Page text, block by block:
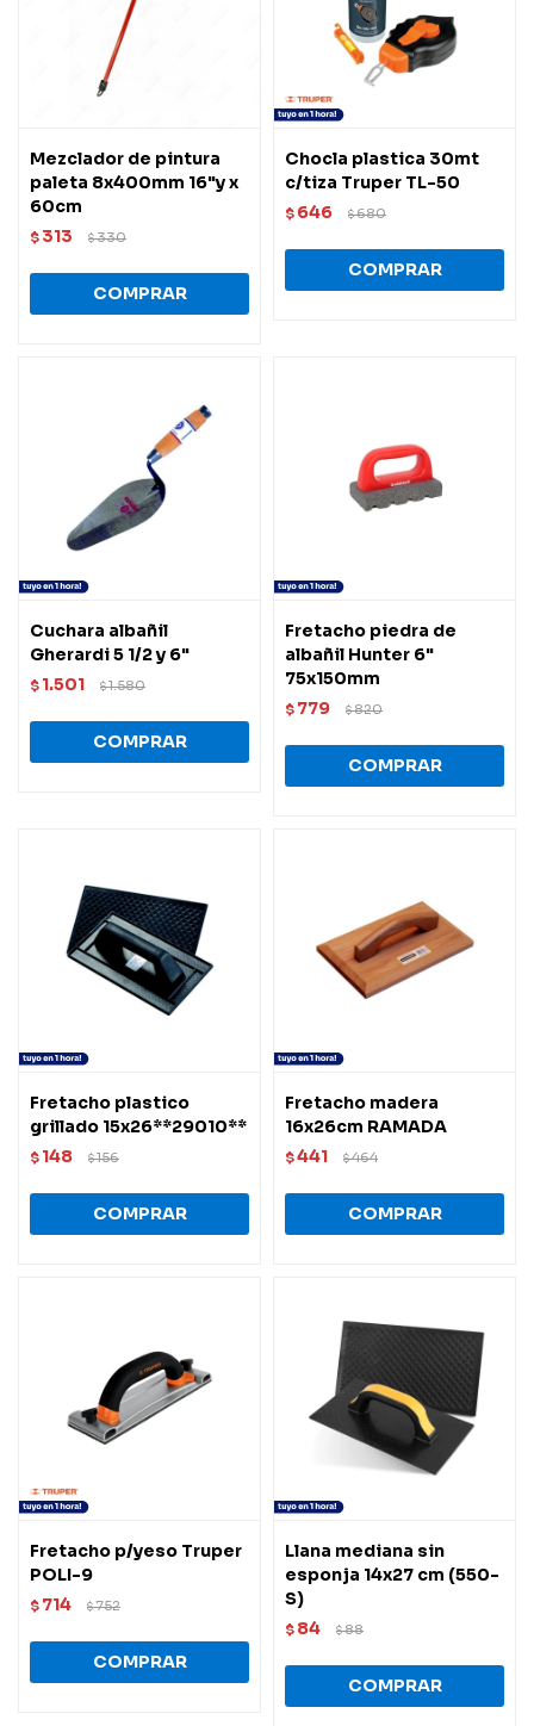
Mezclador de pintura
paleta 8x400mm 16"y x
60cm
$ 313 $330
Chocla plastica 30mt
c/tiza Truper TL-50
$ 646 $680
Cuchara albañil
Gherardi 5 1/2 y 6"
$ 1.501 $1.580
Fretacho piedra de
albañil Hunter 6"
75x150mm
$ 779 $820
Fretacho plastico
grillado 15x26**29010**
$ 148 $156
Fretacho madera
16x26cm RAMADA
$441 $464
Fretacho p/yeso Truper
POLI-9
$ 714 $752
Llana mediana sin
esponja 14x27 cm (550-
S)
$ 84 $88